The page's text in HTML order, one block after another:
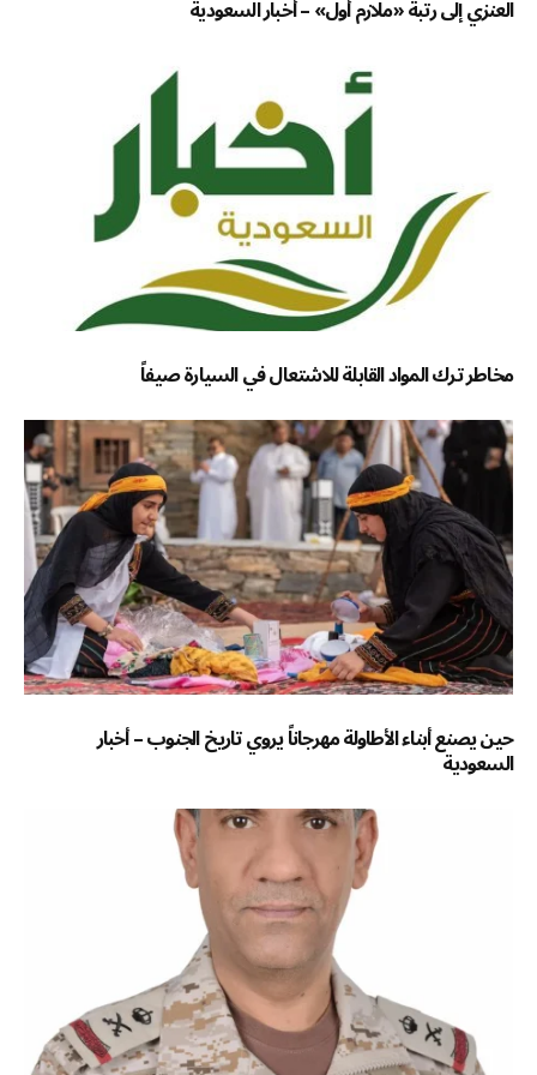
العنزي إلى رتبة «ملازم أول» – أخبار السعودية
مخاطر ترك المواد القابلة للاشتعال في السيارة صيفاً
حين يصنع أبناء الأطاولة مهرجاناً يروي تاريخ الجنوب – أخبار
السعودية